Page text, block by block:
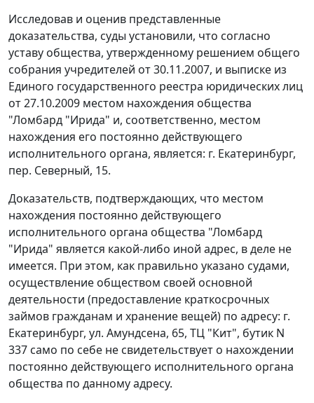
Исследовав и оценив представленные
доказательства, суды установили, что согласно
уставу общества, утвержденному решением общего
собрания учредителей от 30.11.2007, и выписке из
Единого государственного реестра юридических лиц
от 27.10.2009 местом нахождения общества
"Ломбард "Ирида" и, соответственно, местом
нахождения его постоянно действующего
исполнительного органа, является: г. Екатеринбург,
пер. Северный, 15.
Доказательств, подтверждающих, что местом
нахождения постоянно действующего
исполнительного органа общества "Ломбард
"Ирида" является какой-либо иной адрес, в деле не
имеется. При этом, как правильно указано судами,
осуществление обществом своей основной
деятельности (предоставление краткосрочных
займов гражданам и хранение вещей) по адресу: г.
Екатеринбург, ул. Амундсена, 65, ТЦ "Кит", бутик N
337 само по себе не свидетельствует о нахождении
постоянно действующего исполнительного органа
общества по данному адресу.